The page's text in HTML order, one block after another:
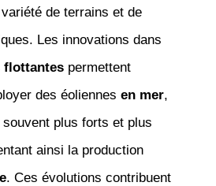
de terrains et de
Les innovations dans
flottantespermettent
des éoliennes en mer,
plus forts et plus
ainsi la production
. Ces évolutions contribuent